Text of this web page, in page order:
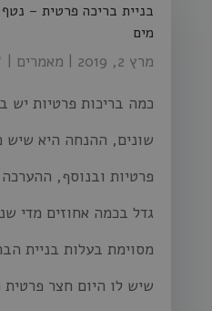
בניית בריכה פרטית –
מים
מרץ 2, 2019 | מאמרים | ‏*0*
כמה בריכות פרטיות יש
פרטיות ובנוסף,
גדל בכמה אחוזים מדי
מסוימת בעלות בניית
שיש לו היום חצר